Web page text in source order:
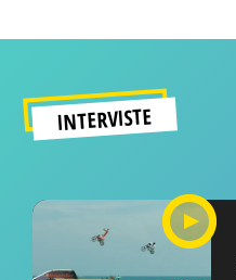
INTERVISTE